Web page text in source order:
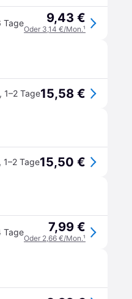
Tage 9,43 €
Oder 3,14 €/Mon.¹
, 1–2 Tage15,58 €
, 1–2 Tage15,50 €
Tage 7,99 €
Oder 2,66 €/Mon.¹